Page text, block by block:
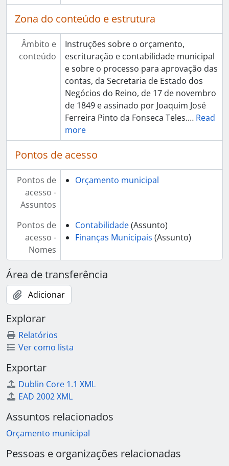
Zona do conteúdo e estrutura
Âmbito e
conteúdo
Instruções sobre o orçamento,
escrituração e contabilidade municipal
e sobre o processo para aprovação das
contas, da Secretaria de Estado dos
Negócios do Reino, de 17 de novembro
de 1849 e assinado por Joaquim José
Ferreira Pinto da Fonseca Teles.… Read
more
Pontos de acesso
Pontos de
acesso -
Assuntos
Orçamento municipal
Pontos de
acesso -
Nomes
Contabilidade(Assunto)
Finanças Municipais (Assunto)
Área de transferência
Adicionar
Explorar
Relatórios
Ver como lista
Exportar
Dublin Core 1.1 XML
EAD 2002 XML
Assuntos relacionados
Orçamento municipal
Pessoas e organizações relacionadas